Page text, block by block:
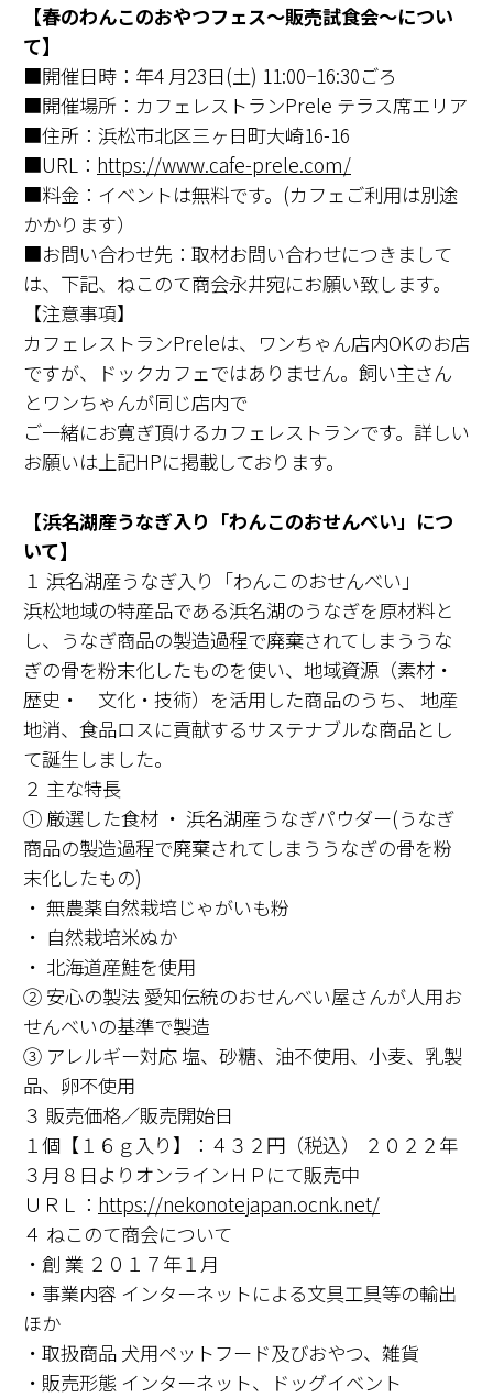
【春のわんこのおやつフェス〜販売試食会〜につい
て】
■開催日時：年4 月23日(土) 11:00−16:30ごろ
■開催場所：カフェレストランPrele テラス席エリア
■住所：浜松市北区三ヶ日町大崎16-16
■URL： https://www.cafe-prele.com/
■料金：イベントは無料です。(カフェご利用は別途
かかります）
■お問い合わせ先：取材お問い合わせにつきまして
は、下記、ねこのて商会永井宛にお願い致します。
【注意事項】
カフェレストランPreleは、ワンちゃん店内OKのお店
ですが、ドックカフェではありません。飼い主さん
とワンちゃんが同じ店内で
ご一緒にお寛ぎ頂けるカフェレストランです。詳しい
お願いは上記HPに掲載しております。
【浜名湖産うなぎ入り「わんこのおせんべい」につ
いて】
１ 浜名湖産うなぎ入り「わんこのおせんべい」
浜松地域の特産品である浜名湖のうなぎを原材料と
し、うなぎ商品の製造過程で廃棄されてしまううな
ぎの骨を粉末化したものを使い、地域資源（素材・
歴史・ 文化・技術）を活用した商品のうち、 地産
地消、食品ロスに貢献するサステナブルな商品とし
て誕生しました。
２ 主な特長
➀ 厳選した食材 ・ 浜名湖産うなぎパウダー(うなぎ
商品の製造過程で廃棄されてしまううなぎの骨を粉
末化したもの)
・ 無農薬自然栽培じゃがいも粉
・ 自然栽培米ぬか
・ 北海道産鮭を使用
② 安心の製法 愛知伝統のおせんべい屋さんが人用お
せんべいの基準で製造
③ アレルギー対応 塩、砂糖、油不使用、小麦、乳製
品、卵不使用
３ 販売価格／販売開始日
１個【１６ｇ入り】：４３２円（税込） ２０２２年
３月８日よりオンラインＨＰにて販売中
ＵＲＬ： https://nekonotejapan.ocnk.net/
４ ねこのて商会について
・創 業 ２０１７年１月
・事業内容 インターネットによる文具工具等の輸出
ほか
・取扱商品 犬用ペットフード及びおやつ、雑貨
・販売形態 インターネット、ドッグイベント